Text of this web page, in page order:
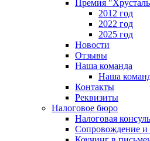
Премия
2012 год
2022 год
2025 год
Новости
Отзывы
Наша команда
Наша
Контакты
Реквизиты
Налоговое бюро
Налоговая
Cопровождение и